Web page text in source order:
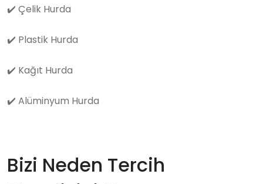
✔️ Çelik Hurda
✔️ Plastik Hurda
✔️ Kağıt Hurda
✔️ Alüminyum Hurda
Bizi Neden Tercih